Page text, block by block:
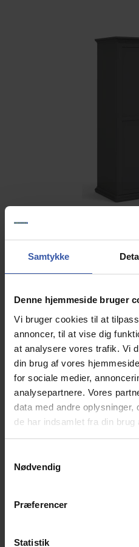
Samtykke
Denne hjemmeside bruger
Vi bruger cookies til at
annoncer, til at vise dig
at analysere vores trafik. Vi
din brug af vores
for sociale medier,
analysepartnere. Vores
data med andre oplysninger,
de har indsamlet fra din brug
Nødvendig
Præferencer
Statistik
Frisenborg
døre, inkl 5 hylder, mat
14166
Frisenborg kollektionen
produceredemøbler til
spisestuen i romantisk k